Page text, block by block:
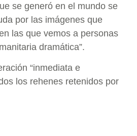
se generó en el mundo se
por las imágenes que
las que vemos a personas
dramática”.
“inmediata e
los rehenes retenidos por